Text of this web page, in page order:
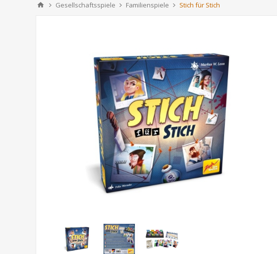
Gesellschaftsspiele Familienspiele Stich für Stich